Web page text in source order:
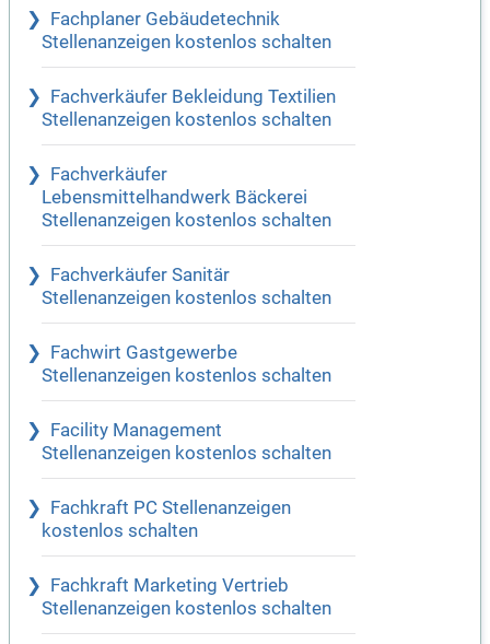
Fachplaner Gebäudetechnik
Stellenanzeigen kostenlos schalten
Fachverkäufer Bekleidung Textilien
Stellenanzeigen kostenlos schalten
Fachverkäufer
Lebensmittelhandwerk Bäckerei
Stellenanzeigen kostenlos schalten
Fachverkäufer Sanitär
Stellenanzeigen kostenlos schalten
Fachwirt Gastgewerbe
Stellenanzeigen kostenlos schalten
Facility Management
Stellenanzeigen kostenlos schalten
Fachkraft PC Stellenanzeigen
kostenlos schalten
Fachkraft Marketing Vertrieb
Stellenanzeigen kostenlos schalten